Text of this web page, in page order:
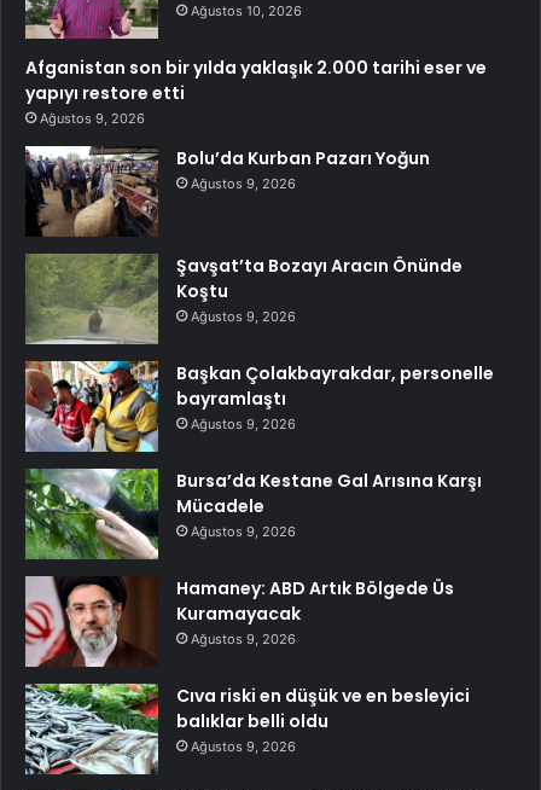
Ağustos 10, 2026
Afganistan son bir yılda yaklaşık 2.000 tarihi eser ve
yapıyı restore etti
Ağustos 9, 2026
Bolu’da Kurban Pazarı Yoğun
Ağustos 9, 2026
Şavşat’ta Bozayı Aracın Önünde
Koştu
Ağustos 9, 2026
Başkan Çolakbayrakdar, personelle
bayramlaştı
Ağustos 9, 2026
Bursa’da Kestane Gal Arısına Karşı
Mücadele
Ağustos 9, 2026
Hamaney: ABD Artık Bölgede Üs
Kuramayacak
Ağustos 9, 2026
Cıva riski en düşük ve en besleyici
balıklar belli oldu
Ağustos 9, 2026